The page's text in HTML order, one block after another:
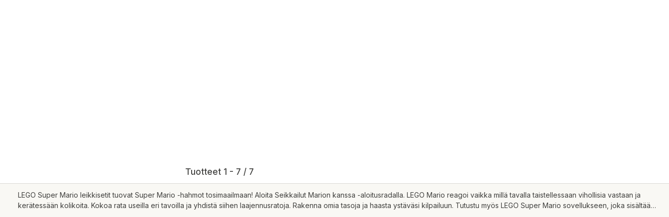
Tuotteet 1 - 7 / 7
LEGO Super Mario leikkisetit tuovat Super Mario -hahmot tosimaailmaan! Aloita Seikkailut Marion kanssa -aloitusradalla. LEGO Mario reagoi vaikka millä tavalla taistellessaan vihollisia vastaan ja
kerätessään kolikoita. Kokoa rata useilla eri tavoilla ja yhdistä siihen laajennusratoja. Rakenna omia tasoja ja haasta ystäväsi kilpailuun. Tutustu myös LEGO Super Mario sovellukseen, joka sisältää